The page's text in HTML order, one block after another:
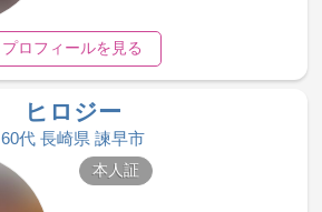
プロフィールを見る
ヒロジー
60代 長崎県 諫早市
本人証